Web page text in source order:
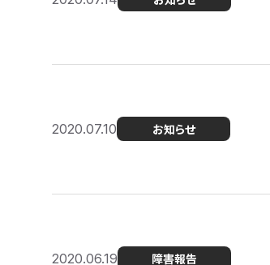
2020.07.10 お知らせ
2020.06.19 障害報告